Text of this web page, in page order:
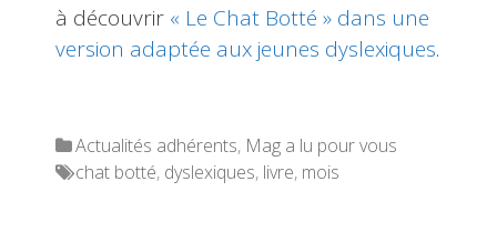
à découvrir « Le Chat Botté » dans une
version adaptée aux jeunes dyslexiques.
Categories
Actualités adhérents, Mag a lu pour vous
Tags
chat botté, dyslexiques, livre, mois